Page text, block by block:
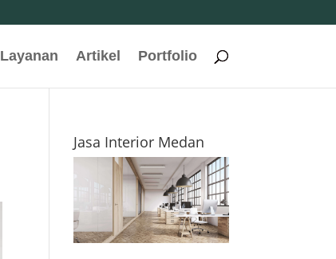
Layanan Artikel Portfolio
Jasa Interior Medan